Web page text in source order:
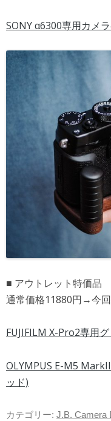
SONY α6300専用カメ
■ アウトレット特価品
通常価格11880円→今回
FUJIFILM X-Pro2専用
OLYMPUS E-M5
ッド)
カテゴリー: J.B. Camera